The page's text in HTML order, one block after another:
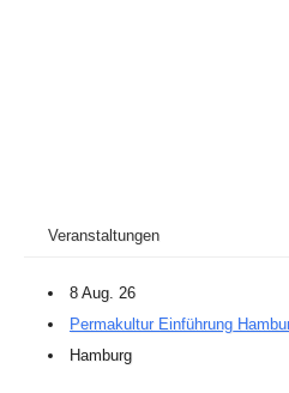
Veranstaltungen
8 Aug. 26
Permakultur Einführung
Hamburg